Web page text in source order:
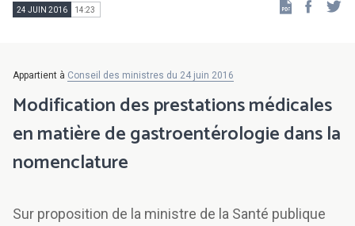
24 JUIN 2016 14:23
Appartient à Conseil des ministres du 24 juin 2016
Modification des prestations médicales
en matière de gastroentérologie dans la
nomenclature
Sur proposition de la ministre de la Santé publique